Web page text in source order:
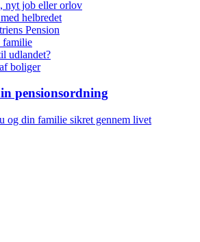
nyt job eller orlov
helbredet
Pension
familie
udlandet?
boliger
pensionsordning
og din familie sikret gennem livet